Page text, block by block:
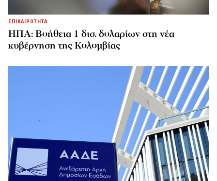
ΕΠΙΚΑΙΡΟΤΗΤΑ
ΗΠΑ: Βοήθεια 1 δισ. δολαρίων στη νέα
κυβέρνηση της Κολομβίας